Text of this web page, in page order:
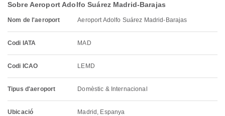
Sobre Aeroport Adolfo Suárez Madrid-Barajas
Nom de l'aeroport Aeroport Adolfo Suárez Madrid-Barajas
Codi IATA MAD
Codi ICAO LEMD
Tipus d'aeroport Domèstic & Internacional
Ubicació Madrid, Espanya